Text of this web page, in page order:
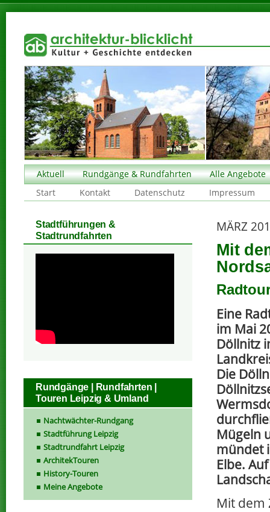
Aktuell Rundgänge & Rundfahrten
Alle Angebote
Start
Kontakt Datenschutz Impressum
MÄRZ
Mit
Eine
im Mai
Döllnitz
Die
Mügeln
mündet
Elbe.
Mit dem
Stadtführungen &
Stadtrundfahrten
Rundgänge | Rundfahrten |
Touren Leipzig & Umland
Nachtwächter-Rundgang
Stadtführung Leipzig
Stadtrundfahrt Leipzig
ArchitekTouren
History-Touren
Meine Angebote